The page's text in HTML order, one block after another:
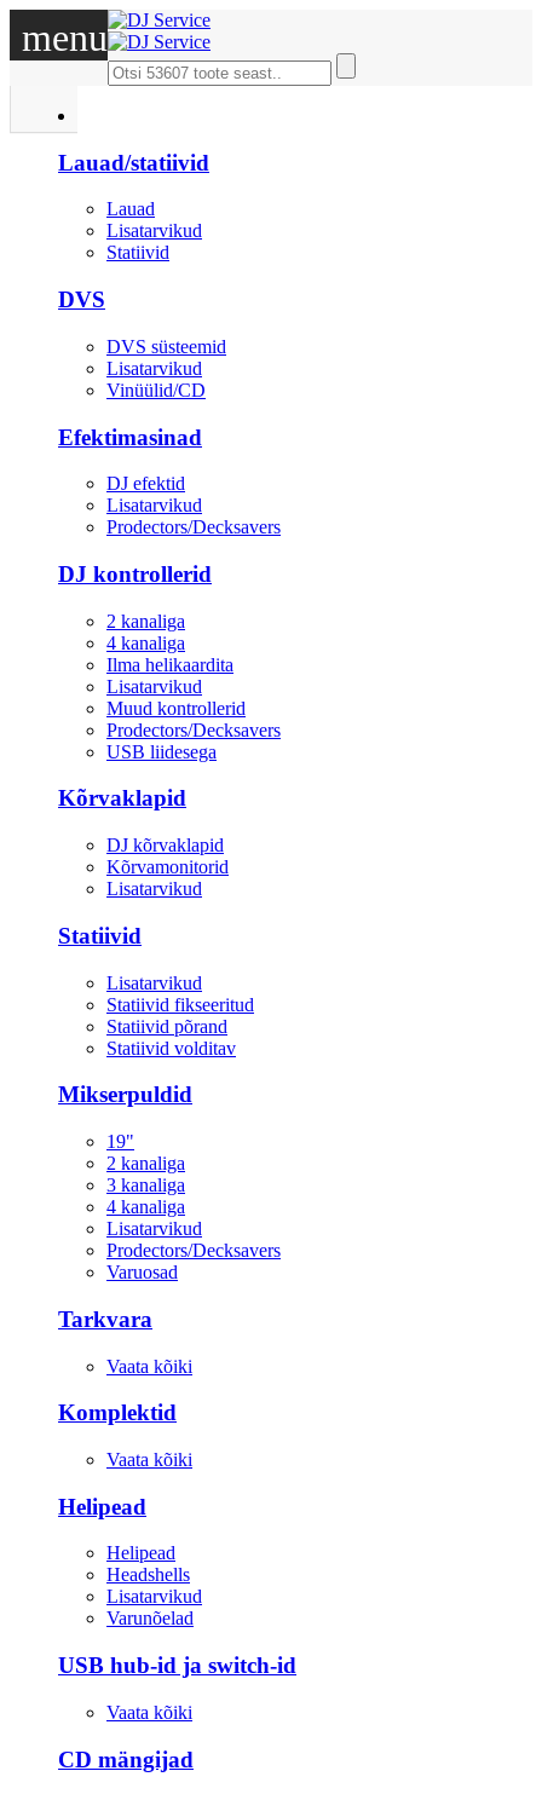
menu
Lauad/statiivid
Lauad
Lisatarvikud
Statiivid
DVS
DVS süsteemid
Lisatarvikud
Vinüülid/CD
Efektimasinad
DJ efektid
Lisatarvikud
Prodectors/Decksavers
DJ kontrollerid
2 kanaliga
4 kanaliga
Ilma helikaardita
Lisatarvikud
Muud kontrollerid
Prodectors/Decksavers
USB liidesega
Kõrvaklapid
DJ kõrvaklapid
Kõrvamonitorid
Lisatarvikud
Statiivid
Lisatarvikud
Statiivid fikseeritud
Statiivid põrand
Statiivid volditav
Mikserpuldid
19"
2 kanaliga
3 kanaliga
4 kanaliga
Lisatarvikud
Prodectors/Decksavers
Varuosad
Tarkvara
Vaata kõiki
Komplektid
Vaata kõiki
Helipead
Helipead
Headshells
Lisatarvikud
Varunõelad
USB hub-id ja switch-id
Vaata kõiki
CD mängijad